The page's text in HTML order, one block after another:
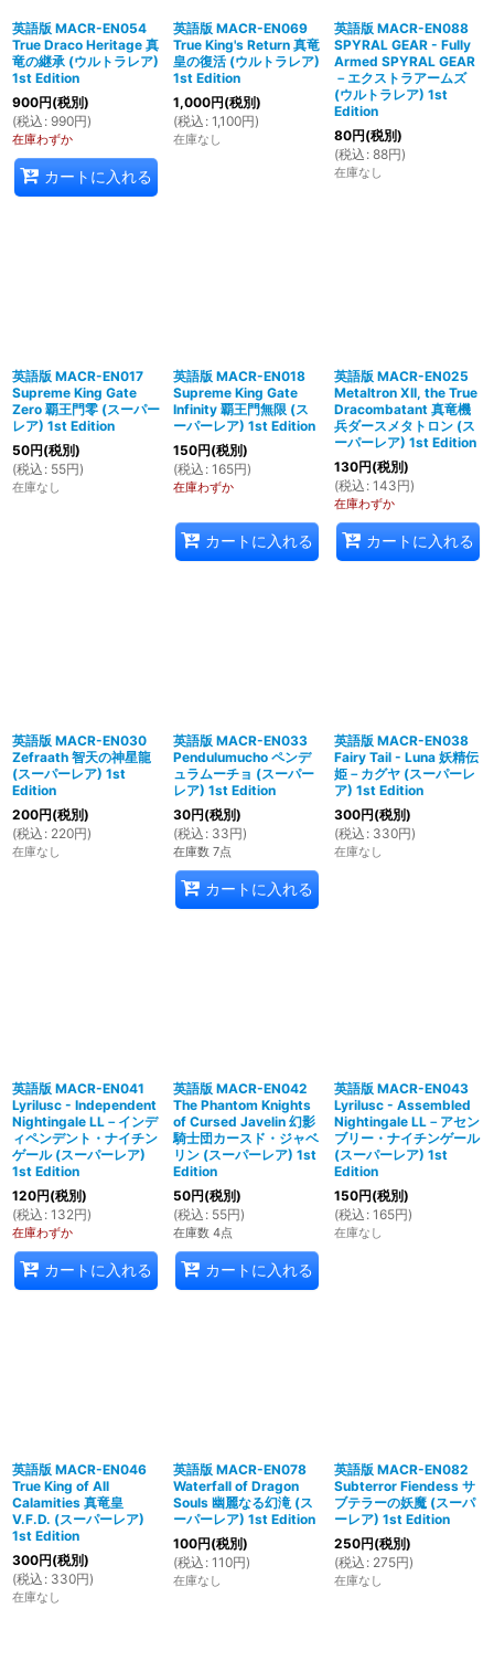
英語版 MACR-EN054
True Draco Heritage 真
竜の継承 (ウルトラレア)
1st Edition
900円(税別)
(税込 : 990円)
在庫わずか
カートに入れる
英語版 MACR-EN069
True King's Return 真竜
皇の復活 (ウルトラレア)
1st Edition
1,000円(税別)
(税込 : 1,100円)
在庫なし
英語版 MACR-EN088
SPYRAL GEAR - Fully
Armed SPYRAL GEAR
－エクストラアームズ
(ウルトラレア) 1st
Edition
80円(税別)
(税込 : 88円)
在庫なし
英語版 MACR-EN017
Supreme King Gate
Zero 覇王門零 (スーパー
レア) 1st Edition
50円(税別)
(税込 : 55円)
在庫なし
英語版 MACR-EN018
Supreme King Gate
Infinity 覇王門無限 (ス
ーパーレア) 1st Edition
150円(税別)
(税込 : 165円)
在庫わずか
カートに入れる
英語版 MACR-EN025
Metaltron XII, the True
Dracombatant 真竜機
兵ダースメタトロン (ス
ーパーレア) 1st Edition
130円(税別)
(税込 : 143円)
在庫わずか
カートに入れる
英語版 MACR-EN030
Zefraath 智天の神星龍
(スーパーレア) 1st
Edition
200円(税別)
(税込 : 220円)
在庫なし
英語版 MACR-EN033
Pendulumucho ペンデ
ュラムーチョ (スーパー
レア) 1st Edition
30円(税別)
(税込 : 33円)
在庫数 7点
カートに入れる
英語版 MACR-EN038
Fairy Tail - Luna 妖精伝
姫－カグヤ (スーパーレ
ア) 1st Edition
300円(税別)
(税込 : 330円)
在庫なし
英語版 MACR-EN041
Lyrilusc - Independent
Nightingale LL－インデ
ィペンデント・ナイチン
ゲール (スーパーレア)
1st Edition
120円(税別)
(税込 : 132円)
在庫わずか
カートに入れる
英語版 MACR-EN042
The Phantom Knights
of Cursed Javelin 幻影
騎士団カースド・ジャベ
リン (スーパーレア) 1st
Edition
50円(税別)
(税込 : 55円)
在庫数 4点
カートに入れる
英語版 MACR-EN043
Lyrilusc - Assembled
Nightingale LL－アセン
ブリー・ナイチンゲール
(スーパーレア) 1st
Edition
150円(税別)
(税込 : 165円)
在庫なし
英語版 MACR-EN046
True King of All
Calamities 真竜皇
V.F.D. (スーパーレア)
1st Edition
300円(税別)
(税込 : 330円)
在庫なし
英語版 MACR-EN078
Waterfall of Dragon
Souls 幽麗なる幻滝 (ス
ーパーレア) 1st Edition
100円(税別)
(税込 : 110円)
在庫なし
英語版 MACR-EN082
Subterror Fiendess サ
ブテラーの妖魔 (スーパ
ーレア) 1st Edition
250円(税別)
(税込 : 275円)
在庫なし